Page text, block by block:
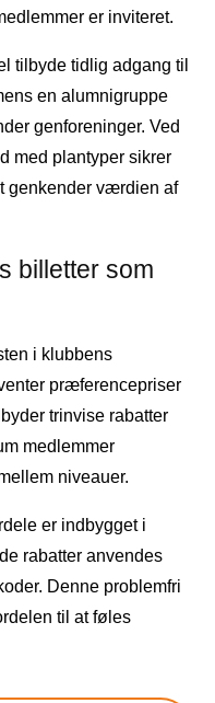
er inviteret.
tilbyde tidlig adgang til
en alumnigruppe
genforeninger. Ved
med plantyper sikrer
genkender værdien af
billetter som
i klubbens
præferencepriser
trinvise rabatter
medlemmer
niveauer.
er indbygget i
rabatter anvendes
Denne problemfri
til at føles